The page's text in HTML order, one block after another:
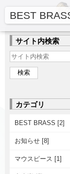
サイト内検索
カテゴリ
BEST BRASS [2]
お知らせ [8]
マウスピース [1]